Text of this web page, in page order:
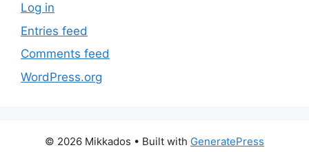
Log in
Entries feed
Comments feed
WordPress.org
© 2026 Mikkados • Built with GeneratePress